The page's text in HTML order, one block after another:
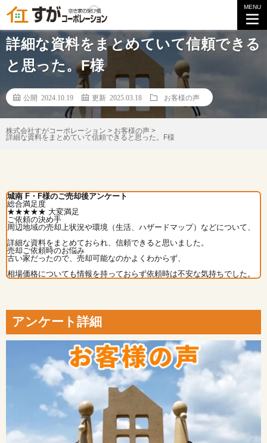
MENU
【お客様の声】
詳細な資料をまとめていて信頼できる
と思った。F様
公開 2024.10.19 更新 2025.03.18 お客様の声
株式会社すがコーポレーション > お客様の声 >
詳細な資料をまとめていて信頼できると思った。F様
城南 F・F様のご売却後アンケート
総合満足度
★★★★★ 大変満足
ご依頼の決め手
周辺地域の売却上状況や環境（生活、ハザードマップ）などについて、
詳細な資料をまとめておられ、信頼できると思いました。
売却ご依頼時のお悩み
古い家だったので、売却可能なのかよくわからず、
相場価格についても情報を持っておらず依頼時は不安な気持ちでした。
アンケート詳細